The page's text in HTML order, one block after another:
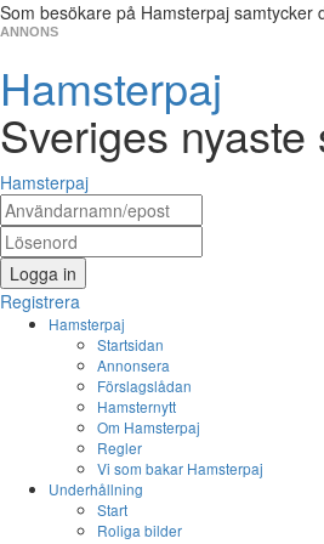
Som besökare på Hamsterpaj samtycker
ANNONS
Hamsterpaj
Sveriges nyaste
Hamsterpaj
Logga in
Registrera
Hamsterpaj
Startsidan
Annonsera
Förslagslådan
Hamsternytt
Om Hamsterpaj
Regler
Vi som bakar Hamsterpaj
Underhållning
Start
Roliga bilder